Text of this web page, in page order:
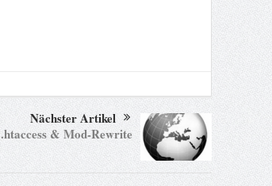
Nächster Artikel
.htaccess & Mod-Rewrite